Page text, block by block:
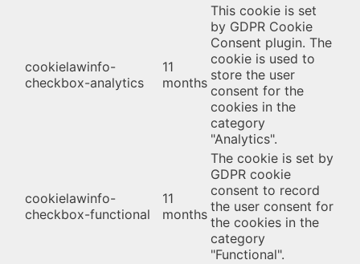
cookielawinfo-
checkbox-analytics
11
months
This cookie is set
by GDPR Cookie
Consent plugin. The
cookie is used to
store the user
consent for the
cookies in the
category
"Analytics".
cookielawinfo-
checkbox-functional
11
months
The cookie is set by
GDPR cookie
consent to record
the user consent for
the cookies in the
category
"Functional".